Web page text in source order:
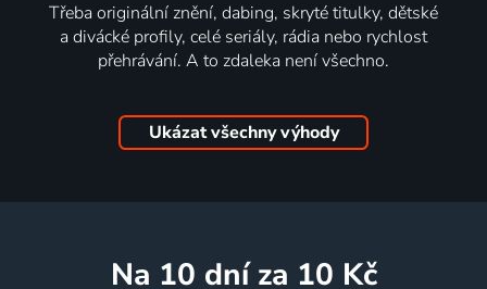
Třeba originální znění, dabing, skryté titulky, dětské
a divácké profily, celé seriály, rádia nebo rychlost
přehrávání. A to zdaleka není všechno.
Ukázat všechny výhody
na 10 dní za 10 Kč